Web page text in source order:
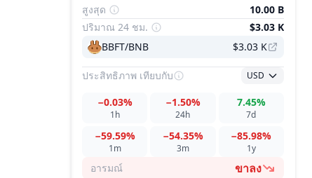
สูงสุด
10.00 B
ปริมาณ 24 ชม.
$3.03 K
BBFT/BNB
$3.03 K
ประสิทธิภาพ เทียบกับ USD
1h
−0.03%
24h
−1.50%
7d
7.45%
1m
−59.59%
3m
−54.35%
1y
−85.98%
อารมณ์ ขาลง